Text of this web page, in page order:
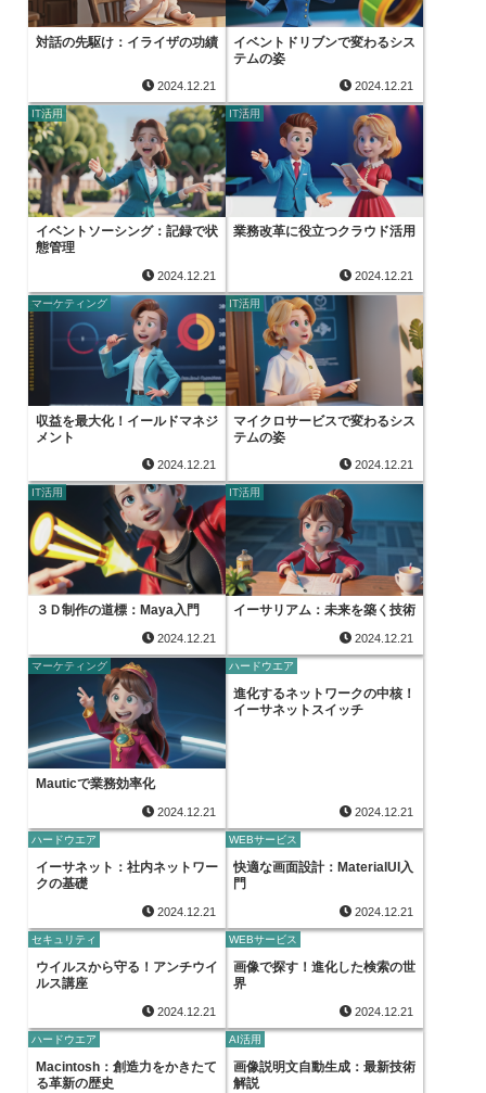
対話の先駆け：イライザの功績
2024.12.21
イベントドリブンで変わるシス
テムの姿
2024.12.21
IT活用
イベントソーシング：記録で状
態管理
2024.12.21
IT活用
業務改革に役立つクラウド活用
2024.12.21
マーケティング
収益を最大化！イールドマネジ
メント
2024.12.21
IT活用
マイクロサービスで変わるシス
テムの姿
2024.12.21
IT活用
３Ｄ制作の道標：Maya入門
2024.12.21
IT活用
イーサリアム：未来を築く技術
2024.12.21
マーケティング
Mauticで業務効率化
2024.12.21
ハードウエア
進化するネットワークの中核！
イーサネットスイッチ
2024.12.21
ハードウエア
イーサネット：社内ネットワー
クの基礎
2024.12.21
WEBサービス
快適な画面設計：MaterialUI入
門
2024.12.21
セキュリティ
ウイルスから守る！アンチウイ
ルス講座
2024.12.21
WEBサービス
画像で探す！進化した検索の世
界
2024.12.21
ハードウエア
Macintosh：創造力をかきたて
る革新の歴史
AI活用
画像説明文自動生成：最新技術
解説